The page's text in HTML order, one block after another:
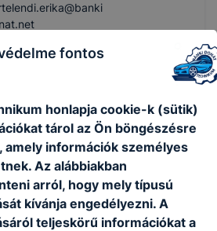
fontos
honlapja cookie-k (sütik)
tárol az Ön böngészésre
amely információk személyes
Az alábbiakban
arról, hogy mely típusú
kívánja engedélyezni. A
teljeskörű információkat a